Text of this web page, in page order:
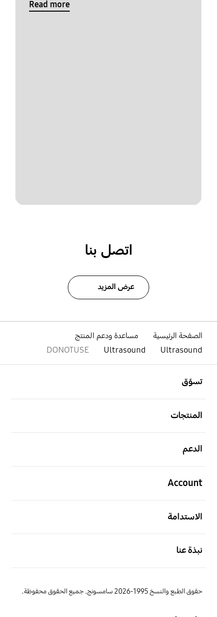
Read more
اتصل بنا
عرض المزيد
الصفحة الرئيسية
مساعدة ودعم المنتج
Ultrasound
Ultrasound
DONOTUSE
تسوّق
المنتجات
الدعم
Account
الاستدامة
نبذة عنا
حقوق الطبع والنسخ 1995-2026 سامسونج. جميع الحقوق محفوظة.